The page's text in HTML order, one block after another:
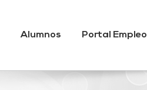
Alumnos Portal Empleo